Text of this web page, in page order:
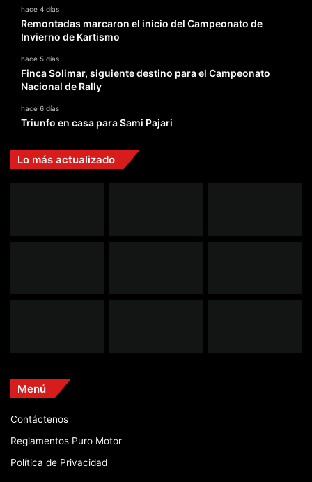
hace 4 días
Remontadas marcaron el inicio del Campeonato de
Invierno de Kartismo
hace 5 días
Finca Solimar, siguiente destino para el Campeonato
Nacional de Rally
hace 6 días
Triunfo en casa para Sami Pajari
Lo más actualizado
Menú
Contáctenos
Reglamentos Puro Motor
Política de Privacidad